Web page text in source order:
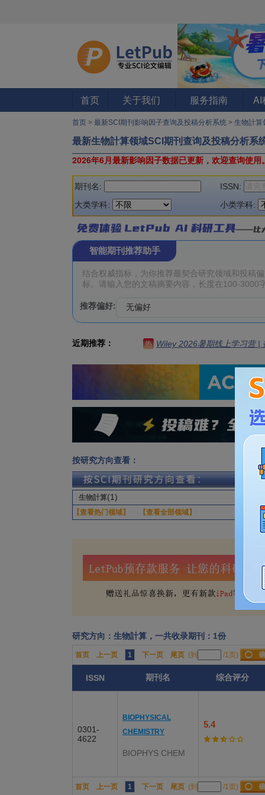
首页 关于我们 服务指南 AI
首页 > 最新SCI期刊影响因子查询及投稿分析系统 > 生物計算
最新生物計算领域SCI期刊查询及投稿分析系
2026年6月最新影响因子数据已更新，欢迎查询使用
期刊名:
ISSN:
大类学科:
小类学科:
智能期刊推荐助手
推荐偏好:
近期推荐： 热 Wiley 2026暑期线上学习营 |
按研究方向查看：
生物計算(1)
【查看热门领域】 【查看全部领域】
研究方向：生物計算，一共收录期刊：1份
首页 上一页 1 下一页 尾页 (到 /1页)
ISSN 期刊名 综合评分
0301-
4622
BIOPHYSICAL
CHEMISTRY
BIOPHYS CHEM
5.4
首页 上一页 1 下一页 尾页 (到 /1页)